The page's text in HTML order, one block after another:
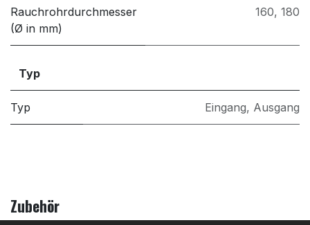
Rauchrohrdurchmesser
(Ø in mm)
160, 180
Typ
Typ Eingang, Ausgang
Zubehör